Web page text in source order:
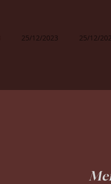
25/12/2023 25/12/